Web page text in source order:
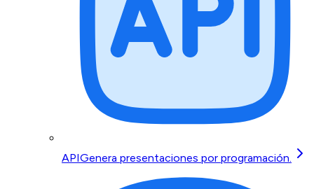
APIGenera presentaciones por programación.